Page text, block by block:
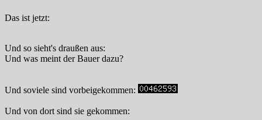
Das ist jetzt:
Und so sieht's draußen aus:
Und was meint der Bauer dazu?
Und soviele sind vorbeigekommen:
Und von dort sind sie gekommen: